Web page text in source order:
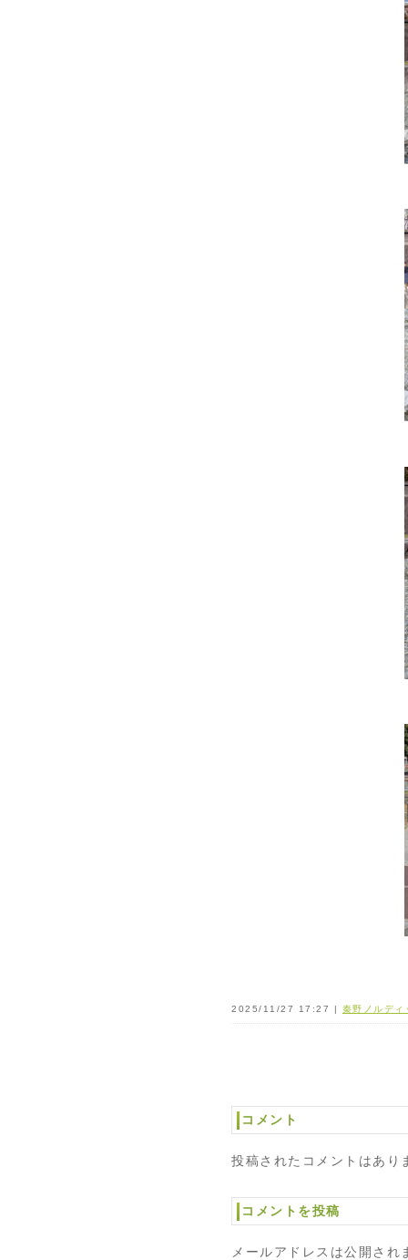
2025/11/27 17:27 | 秦野ノルディ
コメント
投稿されたコメントはあり
コメントを投稿
メールアドレスは公開され